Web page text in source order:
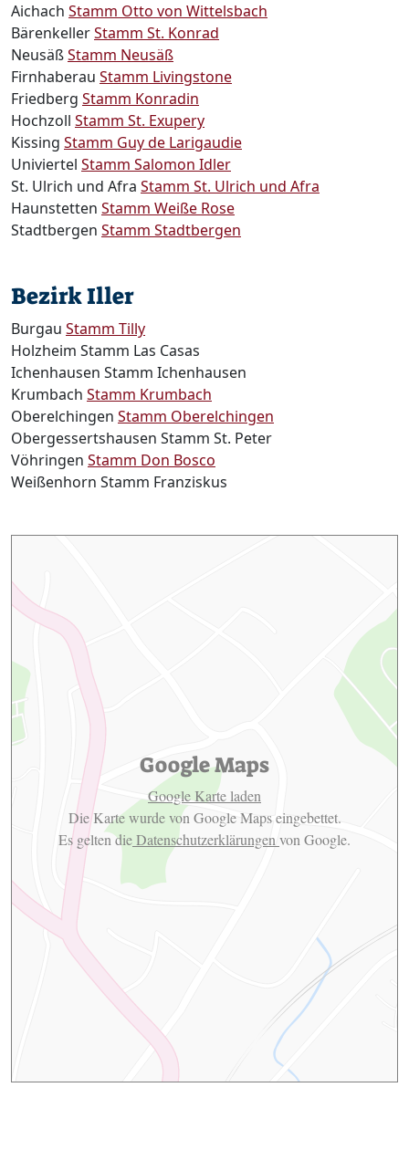
Aichach Stamm Otto von Wittelsbach
BärenkellerStamm St. Konrad
NeusäßStamm Neusäß
Firnhaberau Stamm Livingstone
Friedberg Stamm Konradin
Hochzoll Stamm St. Exupery
Kissing Stamm Guy de Larigaudie
Univiertel Stamm Salomon Idler
St. Ulrich und Afra Stamm St. Ulrich und Afra
Haunstetten Stamm Weiße Rose
Stadtbergen Stamm Stadtbergen
Bezirk Iller
Burgau Stamm Tilly
Holzheim Stamm Las Casas
Ichenhausen Stamm Ichenhausen
Krumbach Stamm Krumbach
Oberelchingen Stamm Oberelchingen
Obergessertshausen Stamm St. Peter
Vöhringen Stamm Don Bosco
Weißenhorn Stamm Franziskus
Google Maps
Google Karte laden
Die Karte wurde von Google Maps eingebettet.
Es gelten dieDatenschutzerklärungen von Google.